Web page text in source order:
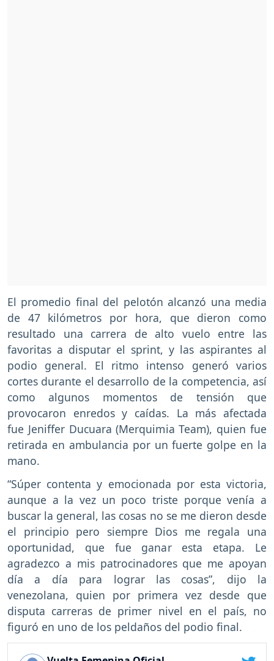
El promedio final del pelotón alcanzó una media
de 47 kilómetros por hora, que dieron como
resultado una carrera de alto vuelo entre las
favoritas a disputar el sprint, y las aspirantes al
podio general. El ritmo intenso generó varios
cortes durante el desarrollo de la competencia, así
como algunos momentos de tensión que
provocaron enredos y caídas. La más afectada
fue Jeniffer Ducuara (Merquimia Team), quien fue
retirada en ambulancia por un fuerte golpe en la
mano.
“Súper contenta y emocionada por esta victoria,
aunque a la vez un poco triste porque venía a
buscar la general, las cosas no se me dieron desde
el principio pero siempre Dios me regala una
oportunidad, que fue ganar esta etapa. Le
agradezco a mis patrocinadores que me apoyan
día a día para lograr las cosas”, dijo la
venezolana, quien por primera vez desde que
disputa carreras de primer nivel en el país, no
figuró en uno de los peldaños del podio final.